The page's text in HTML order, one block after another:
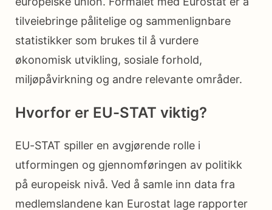
tilveiebringe pålitelige og sammenlignbare
statistikker som brukes til å vurdere
økonomisk utvikling, sosiale forhold,
miljøpåvirkning og andre relevante områder.
Hvorfor er EU-STAT viktig?
EU-STAT spiller en avgjørende rolle i
utformingen og gjennomføringen av politikk
på europeisk nivå. Ved å samle inn data fra
medlemslandene kan Eurostat lage rapporter